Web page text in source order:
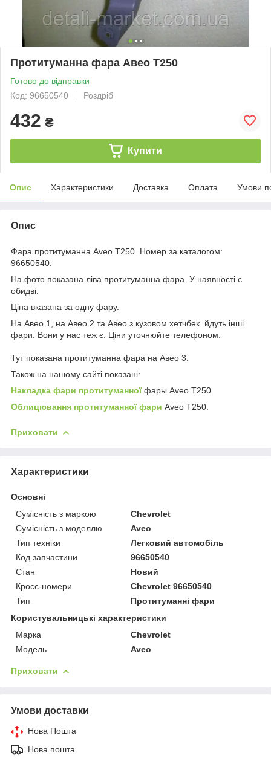
Протитуманна фара Авео T250
Готово до відправки
Код: 96650540
Роздріб
432 ₴
Купити
Опис Характеристики Доставка Оплата Умови
Опис
Фара протитуманна Aveo T250. Номер за каталогом:
96650540.
На фото показана ліва протитуманна фара. У наявності є
обидві.
Ціна вказана за одну фару.
На Авео 1, на Авео 2 та Авео з кузовом хетчбек йдуть інші
фари. Вони у нас теж є. Ціни уточнюйте телефоном.
Тут показана протитуманна фара на Авео 3.
Також на нашому сайті показані:
Накладка фари протитуманноїфары Aveo T250.
Облицювання протитуманної фари Aveo T250.
Приховати
Характеристики
Основні
Сумісність з маркою
Chevrolet
Сумісність з моделлю
Aveo
Тип техніки
Легковий автомобіль
Код запчастини
96650540
Стан
Новий
Кросс-номери
Chevrolet 96650540
Тип
Протитуманні фари
Користувальницькі характеристики
Марка
Chevrolet
Модель
Aveo
Приховати
Умови доставки
Нова Пошта
Нова пошта